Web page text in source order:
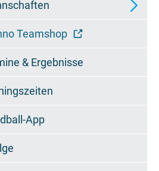
Mannschaft - Regionalliga
Mannschaft -
Jugend - Bundesliga
Teamshop
& Ergebnisse
App